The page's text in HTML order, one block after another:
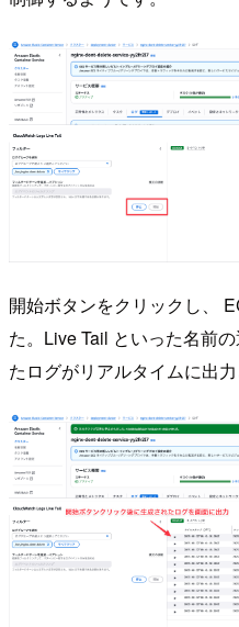
開始ボタンをクリックし、
た。Live Tail といった名前
たログがリアルタイムに出力